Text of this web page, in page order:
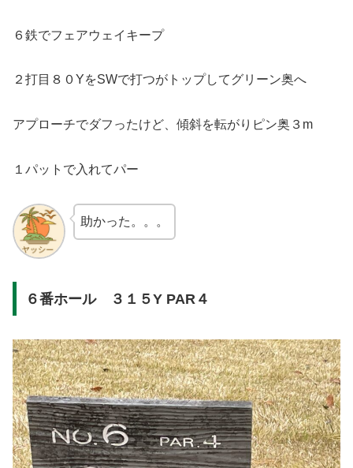
６鉄でフェアウェイキープ
２打目８０YをSWで打つがトップしてグリーン奥へ
アプローチでダフったけど、傾斜を転がりピン奥３m
１パットで入れてパー
助かった。。。
６番ホール ３１５Y PAR４